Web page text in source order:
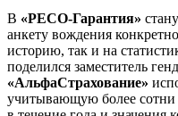
В «РЕСО-Гарантия»
анкету вождения
историю, так и на
поделился заместитель
«АльфаСтрахование»
учитывающую более